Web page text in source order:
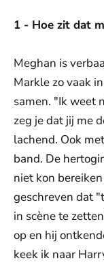
1 - Hoe zit dat
Meghan is
Markle zo vaak
samen. "Ik weet
zeg je dat jij me
lachend. Ook
band. De
niet kon
geschreven dat
in scène te
op en hij
keek ik naar